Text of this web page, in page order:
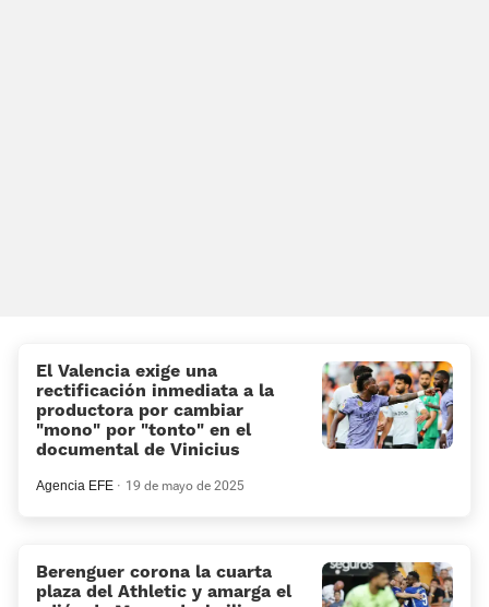
El Valencia exige una
rectificación inmediata a la
productora por cambiar
«mono» por «tonto» en el
documental de Vinicius
Agencia EFE 19 de mayo de 2025
Berenguer corona la cuarta
plaza del Athletic y amarga el